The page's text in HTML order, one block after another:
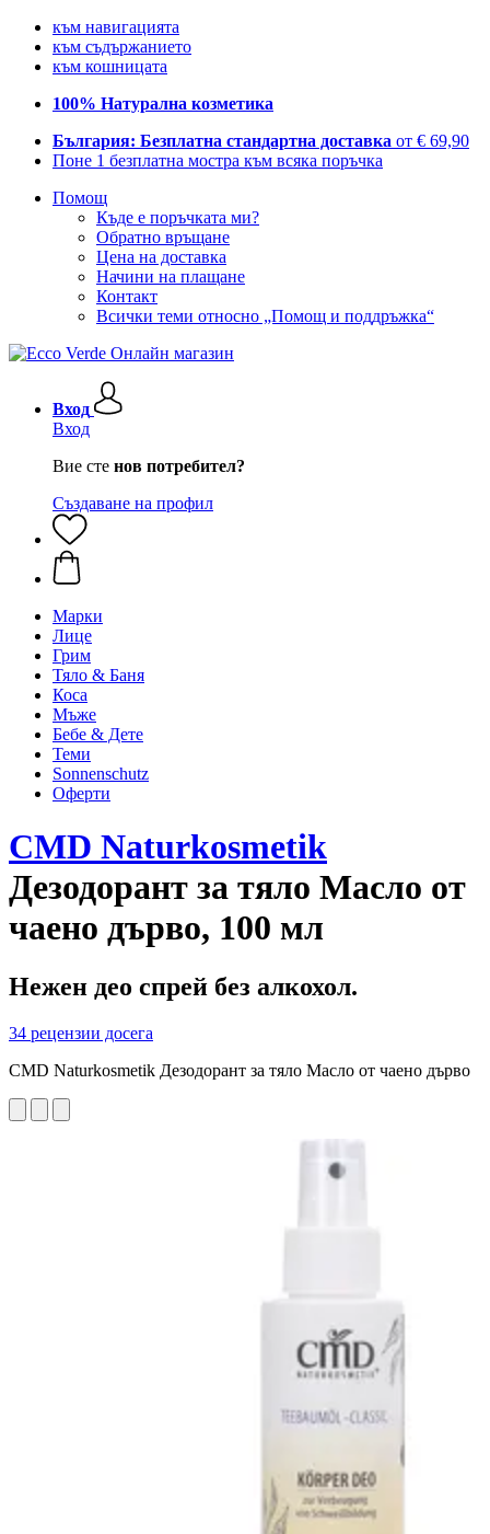
към навигацията
към съдържанието
към кошницата
100% Натурална козметика
България: Безплатна стандартна доставка от € 69,90
Поне 1 безплатна мостра към всяка поръчка
Помощ
Къде е поръчката ми?
Обратно връщане
Цена на доставка
Начини на плащане
Контакт
Всички теми относно „Помощ и поддръжка“
Вход
Вход
Вие сте нов потребител?
Създаване на профил
Марки
Лице
Грим
Тяло & Баня
Коса
Мъже
Бебе & Дете
Теми
Sonnenschutz
Оферти
CMD Naturkosmetik
Дезодорант за тяло Масло от
чаено дърво, 100 мл
Нежен део спрей без алкохол.
34 рецензии досега
CMD Naturkosmetik Дезодорант за тяло Масло от чаено дърво